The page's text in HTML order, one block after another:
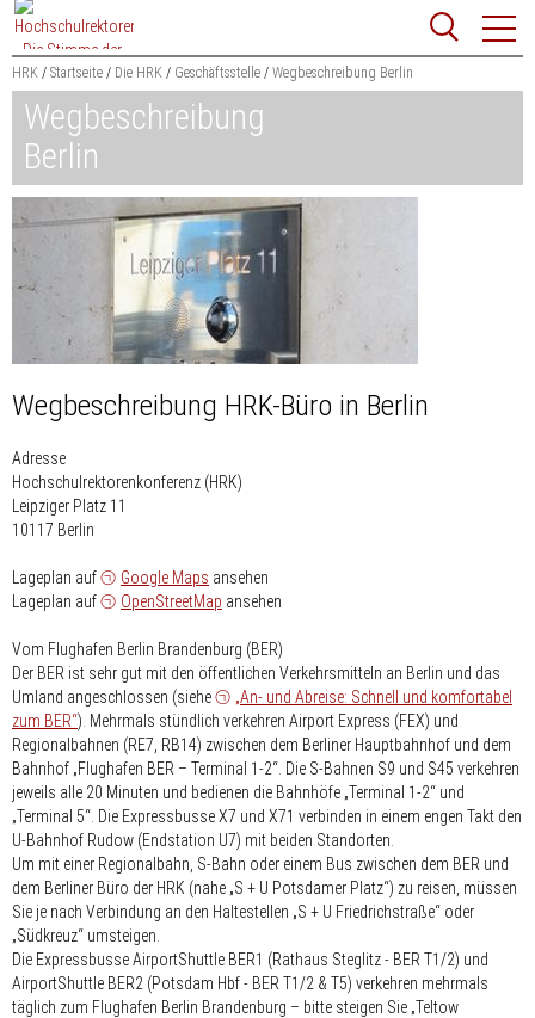
Zum
Content
springen
Suchbegriff
HRK Startseite Die HRK Geschäftsstelle Wegbeschreibung Berlin
Wegbeschreibung
Berlin
Wegbeschreibung HRK-Büro in Berlin
Adresse
Hochschulrektorenkonferenz (HRK)
Leipziger Platz 11
10117 Berlin
Lageplan auf Google Maps ansehen
Lageplan auf
OpenStreetMap ansehen
Vom Flughafen Berlin Brandenburg (BER)
Der BER ist sehr gut mit den öffentlichen Verkehrsmitteln an Berlin und das
Umland angeschlossen (siehe
„An- und Abreise: Schnell und komfortabel
zum BER“). Mehrmals stündlich verkehren Airport Express (FEX) und
Regionalbahnen (RE7, RB14) zwischen dem Berliner Hauptbahnhof und dem
Bahnhof „Flughafen BER – Terminal 1-2“. Die S-Bahnen S9 und S45 verkehren
jeweils alle 20 Minuten und bedienen die Bahnhöfe „Terminal 1-2“ und
„Terminal 5“. Die Expressbusse X7 und X71 verbinden in einem engen Takt den
U-Bahnhof Rudow (Endstation U7) mit beiden Standorten.
Um mit einer Regionalbahn, S-Bahn oder einem Bus zwischen dem BER und
dem Berliner Büro der HRK (nahe „S + U Potsdamer Platz“) zu reisen, müssen
Sie je nach Verbindung an den Haltestellen „S + U Friedrichstraße“ oder
„Südkreuz“ umsteigen.
Die Expressbusse AirportShuttle BER1 (Rathaus Steglitz - BER T1/2) und
AirportShuttle BER2 (Potsdam Hbf - BER T1/2 & T5) verkehren mehrmals
täglich zum Flughafen Berlin Brandenburg – bitte steigen Sie „Teltow